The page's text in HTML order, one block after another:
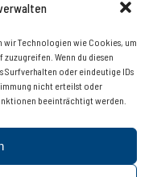
wir Technologien wie Cookies, um
Wenn du diesen
Surfverhalten oder eindeutige IDs
nicht erteilst oder
beeinträchtigt werden.
IMPRESSUM
Tirol | Tel. +43 (0)